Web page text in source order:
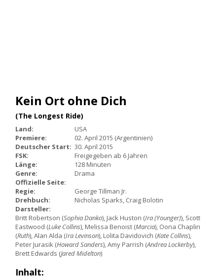
Kein Ort ohne Dich
(The Longest Ride)
Land:
USA
Premiere:
02. April 2015 (Argentinien)
Deutscher Start: 30. April 2015
FSK:
Freigegeben ab 6 Jahren
Länge:
128 Minuten
Genre:
Drama
Offizielle Seite:
Regie:
George Tillman Jr.
Drehbuch:
Nicholas Sparks, Craig Bolotin
Darsteller:
Britt Robertson (Sophia Danko), Jack Huston (Ira (Younger)), Scott
Eastwood (Luke Collins), Melissa Benoist (Marcia), Oona Chaplin
(Ruth), Alan Alda (Ira Levinson), Lolita Davidovich (Kate Collins),
Peter Jurasik (Howard Sanders), Amy Parrish (Andrea Lockerby),
Brett Edwards (Jared Midelton)
Inhalt: